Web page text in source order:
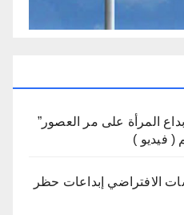
المرأة على مر العصور”
( فيديو )
الافتراضي إبداعات حظر